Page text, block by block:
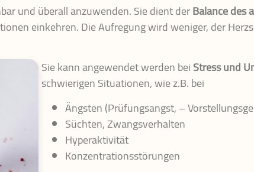
und überall anzuwenden. Sie dient derBalance des
einkehren. Die Aufregung wird weniger, der
Sie kann angewendet werden beiStress und
schwierigen Situationen, wie z.B. bei
Ängsten (Prüfungsangst, –
Süchten, Zwangsverhalten
Hyperaktivität
Konzentrationsstörungen